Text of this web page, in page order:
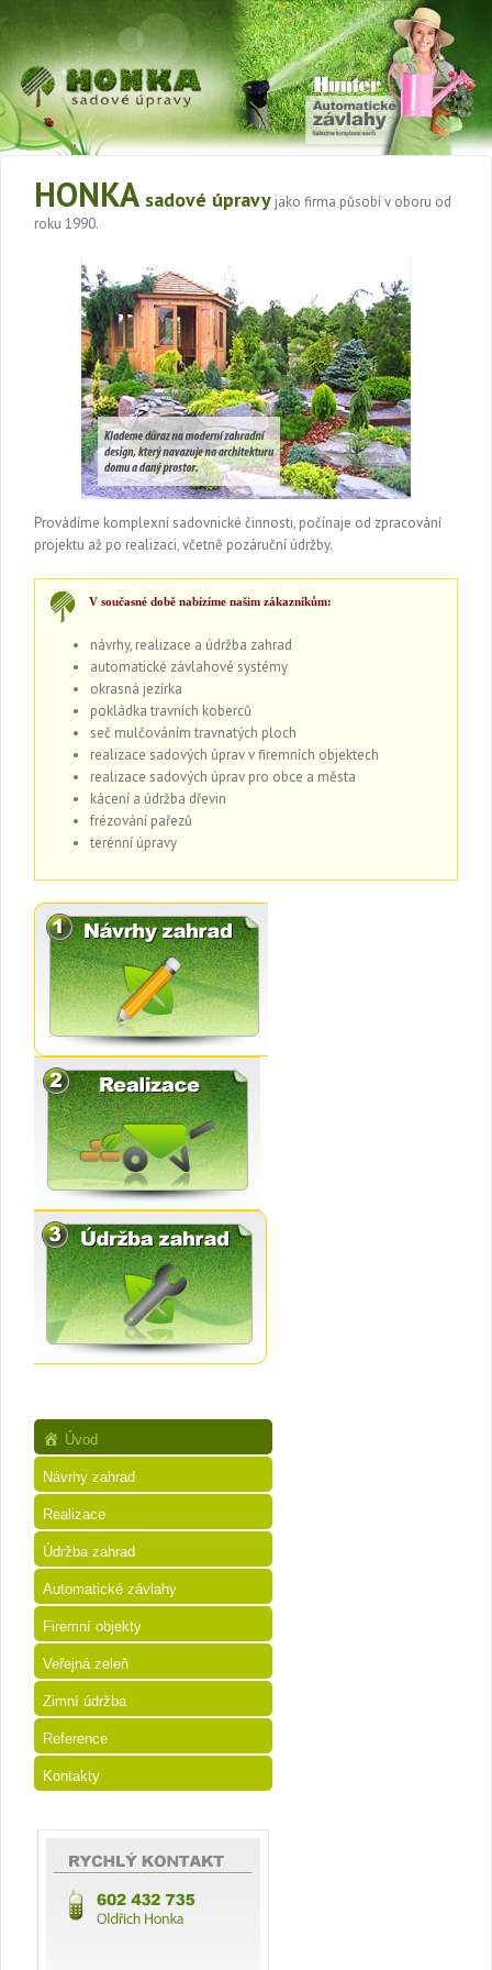
HONKA sadové úpravy jako firma působí v oboru od
roku 1990.
Provádíme komplexní sadovnické činnosti, počínaje od zpracování
projektu až po realizaci, včetně pozáruční údržby.
V současné době nabízíme našim zákazníkům:
návrhy, realizace a údržba zahrad
automatické závlahové systémy
okrasná jezírka
pokládka travních koberců
seč mulčováním travnatých ploch
realizace sadových úprav v firemních objektech
realizace sadových úprav pro obce a města
kácení a údržba dřevin
frézování pařezů
terénní úpravy
Úvod
Návrhy zahrad
Realizace
Údržba zahrad
Automatické závlahy
Firemní objekty
Veřejná zeleň
Zimní údržba
Reference
Kontakty